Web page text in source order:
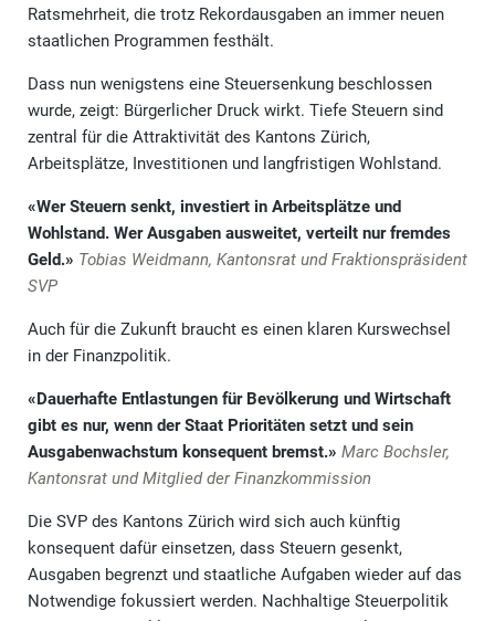
Ratsmehrheit, die trotz Rekordausgaben an immer neuen
staatlichen Programmen festhält.
Dass nun wenigstens eine Steuersenkung beschlossen
wurde, zeigt: Bürgerlicher Druck wirkt. Tiefe Steuern sind
zentral für die Attraktivität des Kantons Zürich,
Arbeitsplätze, Investitionen und langfristigen Wohlstand.
«Wer Steuern senkt, investiert in Arbeitsplätze und
Wohlstand. Wer Ausgaben ausweitet, verteilt nur fremdes
Geld.» Tobias Weidmann, Kantonsrat und Fraktionspräsident
SVP
Auch für die Zukunft braucht es einen klaren Kurswechsel
in der Finanzpolitik.
«Dauerhafte Entlastungen für Bevölkerung und Wirtschaft
gibt es nur, wenn der Staat Prioritäten setzt und sein
Ausgabenwachstum konsequent bremst.» Marc Bochsler,
Kantonsrat und Mitglied der Finanzkommission
Die SVP des Kantons Zürich wird sich auch künftig
konsequent dafür einsetzen, dass Steuern gesenkt,
Ausgaben begrenzt und staatliche Aufgaben wieder auf das
Notwendige fokussiert werden. Nachhaltige Steuerpolitik